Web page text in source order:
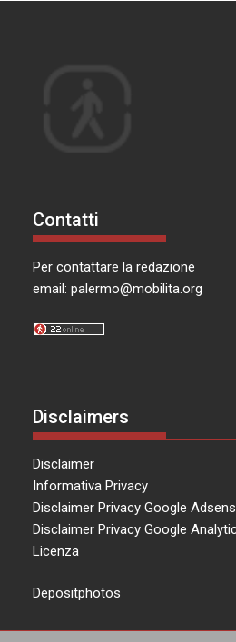
Contatti
Per contattare la redazione
email:palermo@mobilita.org
Disclaimers
Disclaimer
Informativa Privacy
Disclaimer Privacy Google
Disclaimer Privacy Google
Licenza
Depositphotos